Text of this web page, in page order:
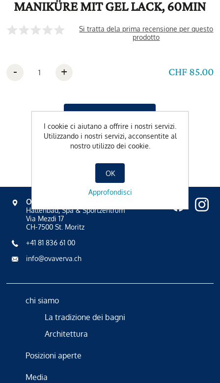
MANIKÜRE MIT GEL LACK, 60MIN
Si tratta dela prima recensione per questo
prodotto
CHF 85.00
- +
OVAVERVA
Hallenbad, Spa & Sportzentrum
Via Mezdi 17
CH-7500 St. Moritz
+41 81 836 61 00
info@ovaverva.ch
chi siamo
La tradizione dei bagni
Architettura
Posizioni aperte
Media
I cookie ci aiutano a offrire i nostri servizi.
Utilizzando i nostri servizi, acconsentite al
nostro utilizzo dei cookie.
OK
Approfondisci